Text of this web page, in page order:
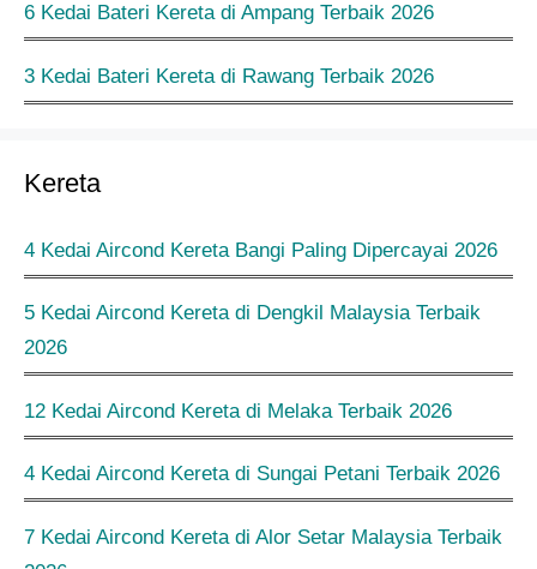
6 Kedai Bateri Kereta di Ampang Terbaik 2026
3 Kedai Bateri Kereta di Rawang Terbaik 2026
Kereta
4 Kedai Aircond Kereta Bangi Paling Dipercayai 2026
5 Kedai Aircond Kereta di Dengkil Malaysia Terbaik
2026
12 Kedai Aircond Kereta di Melaka Terbaik 2026
4 Kedai Aircond Kereta di Sungai Petani Terbaik 2026
7 Kedai Aircond Kereta di Alor Setar Malaysia Terbaik